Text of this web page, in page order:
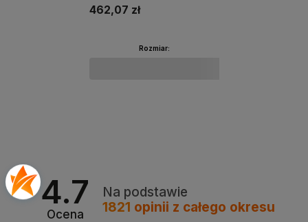
462,07 zł
Rozmiar:
4.7
Ocena
Na podstawie
1821 opinii z całego okresu